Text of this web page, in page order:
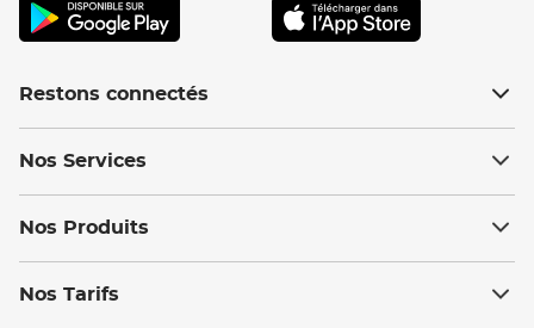
Restons connectés
Nos Services
Nos Produits
Nos Tarifs